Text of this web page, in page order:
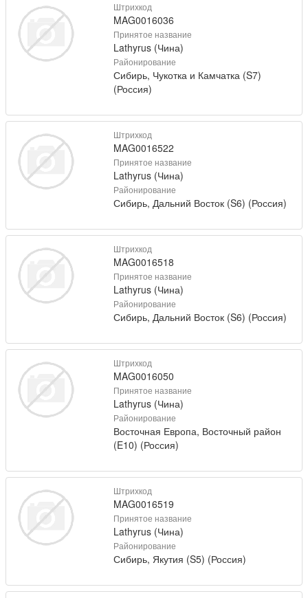
Штрихкод
MAG0016036
Принятое название
Lathyrus (Чина)
Районирование
Сибирь, Чукотка и Камчатка (S7)
(Россия)
Штрихкод
MAG0016522
Принятое название
Lathyrus (Чина)
Районирование
Сибирь, Дальний Восток (S6) (Россия)
Штрихкод
MAG0016518
Принятое название
Lathyrus (Чина)
Районирование
Сибирь, Дальний Восток (S6) (Россия)
Штрихкод
MAG0016050
Принятое название
Lathyrus (Чина)
Районирование
Восточная Европа, Восточный район
(E10) (Россия)
Штрихкод
MAG0016519
Принятое название
Lathyrus (Чина)
Районирование
Сибирь, Якутия (S5) (Россия)